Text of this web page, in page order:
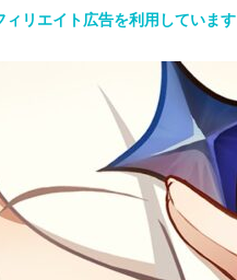
リエイト広告を利用しています